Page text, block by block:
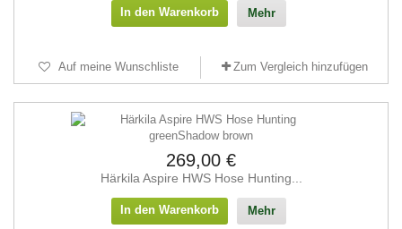
In den Warenkorb Mehr
Auf meine Wunschliste Zum Vergleich hinzufügen
269,00 €
Härkila Aspire HWS Hose Hunting...
In den Warenkorb Mehr